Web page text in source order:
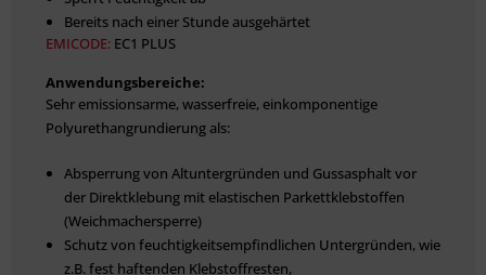
Bereits nach einer Stunde ausgehärtet
EMICODE: EC1 PLUS
Anwendungsbereiche:
Sehr emissionsarme, wasserfreie, einkomponentige
Polyurethangrundierung als:
Absperrung von Altuntergründen und Gussasphalt vor
der Direktklebung mit elastischen Parkettklebstoffen
(Weichmachersperre)
Schutz von feuchtigkeitsempfindlichen Untergründen, wie
z.B. fest haftenden Klebstoffresten,